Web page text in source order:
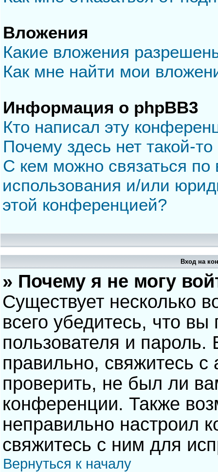
Вложения
Какие вложения
Как мне найти мои
Информация о phpBB3
Кто написал эту
Почему здесь нет такой-
С кем можно связаться по
использования и/или
этой конференцией?
Вход на
» Почему я не могу
Существует несколько
всего убедитесь, что
пользователя и
правильно, свяжитесь
проверить, не был ли
конференции. Также
неправильно настроил
свяжитесь с ним для
Вернуться к началу